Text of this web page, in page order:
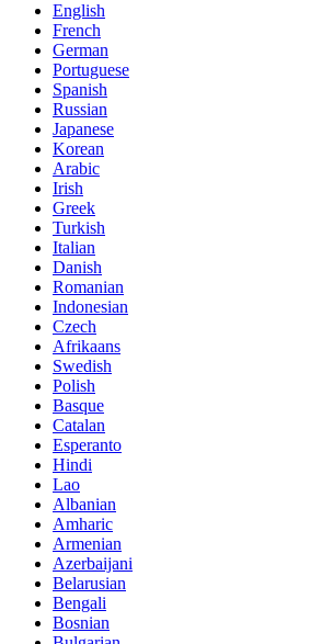
English
French
German
Portuguese
Spanish
Russian
Japanese
Korean
Arabic
Irish
Greek
Turkish
Italian
Danish
Romanian
Indonesian
Czech
Afrikaans
Swedish
Polish
Basque
Catalan
Esperanto
Hindi
Lao
Albanian
Amharic
Armenian
Azerbaijani
Belarusian
Bengali
Bosnian